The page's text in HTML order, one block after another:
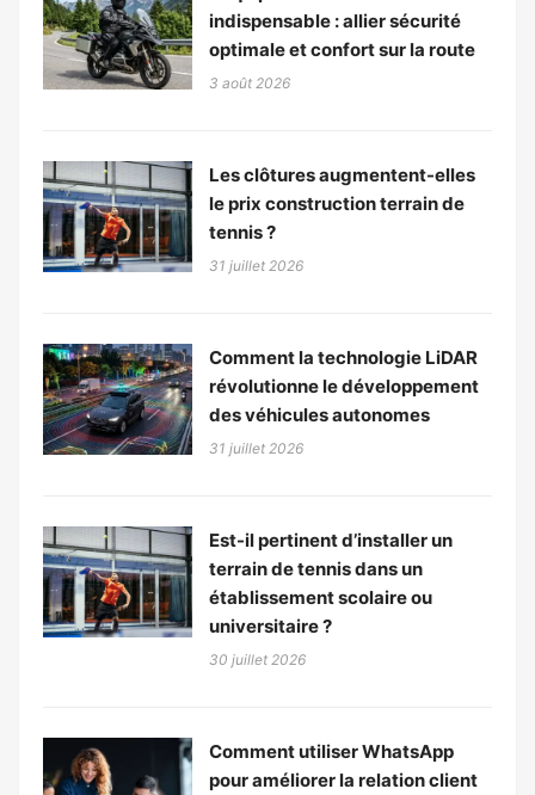
indispensable : allier sécurité
optimale et confort sur la route
3 août 2026
Les clôtures augmentent-elles
le prix construction terrain de
tennis ?
31 juillet 2026
Comment la technologie LiDAR
révolutionne le développement
des véhicules autonomes
31 juillet 2026
Est-il pertinent d’installer un
terrain de tennis dans un
établissement scolaire ou
universitaire ?
30 juillet 2026
Comment utiliser WhatsApp
pour améliorer la relation client